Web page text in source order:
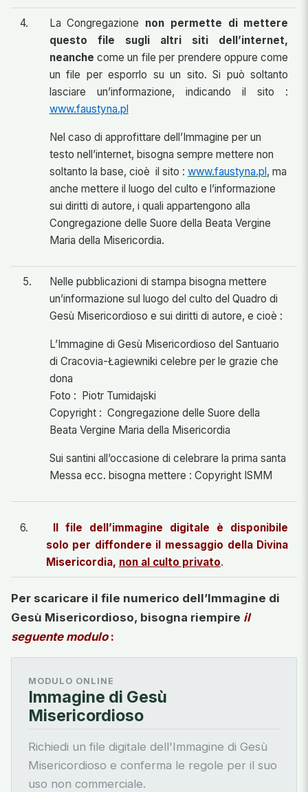
4. La Congregazione non permette di mettere
questo file sugli altri siti dell’internet,
neanche come un file per prendere oppure come
un file per esporrlo su un sito. Si può soltanto
lasciare un’informazione, indicando il sito :
www.faustyna.pl
Nel caso di approfittare dell’Immagine per un
testo nell’internet, bisogna sempre mettere non
soltanto la base, cioè il sito : www.faustyna.pl, ma
anche mettere il luogo del culto e l’informazione
sui diritti di autore, i quali appartengono alla
Congregazione delle Suore della Beata Vergine
Maria della Misericordia.
5.
Nelle pubblicazioni di stampa bisogna mettere
un’informazione sul luogo del culto del Quadro di
Gesù Misericordioso e sui diritti di autore, e cioè :
L’Immagine di Gesù Misericordioso del Santuario
di Cracovia-Łagiewniki celebre per le grazie che
dona
Foto : Piotr Tumidajski
Copyright : Congregazione delle Suore della
Beata Vergine Maria della Misericordia
Sui santini all’occasione di celebrare la prima santa
Messa ecc. bisogna mettere : Copyright ISMM
6.
Il file dell’immagine digitale è disponibile
solo per diffondere il messaggio della Divina
Misericordia, non al culto privato.
Per scaricare il file numerico dell’Immagine di
Gesù Misericordioso, bisogna riempire il
seguente modulo:
MODULO ONLINE
Immagine di Gesù
Misericordioso
Richiedi un file digitale dell'Immagine di Gesù
Misericordioso e conferma le regole per il suo
uso non commerciale.